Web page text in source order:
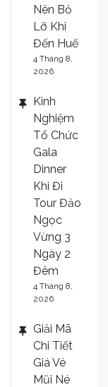
Nên Bỏ
Lỡ Khi
Đến Huế
4 Tháng 8,
2026
Kinh
Nghiệm
Tổ Chức
Gala
Dinner
Khi Đi
Tour Đảo
Ngọc
Vừng 3
Ngày 2
Đêm
4 Tháng 8,
2026
Giải Mã
Chi Tiết
Giá Vé
Mũi Né